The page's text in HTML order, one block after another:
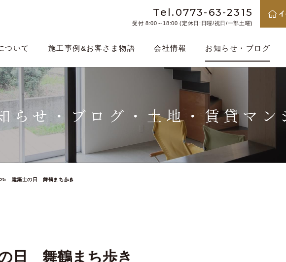
Tel.0773-63-2315
受付 8:00～18:00 (定休日:日曜/祝日/一部土曜)
ついて 施工事例&お客さま物語 会社情報 お知らせ・ブログ
らせ・ブログ・ 土地・賃貸マ
建築士の日 舞鶴まち歩き
日 舞鶴まち歩き